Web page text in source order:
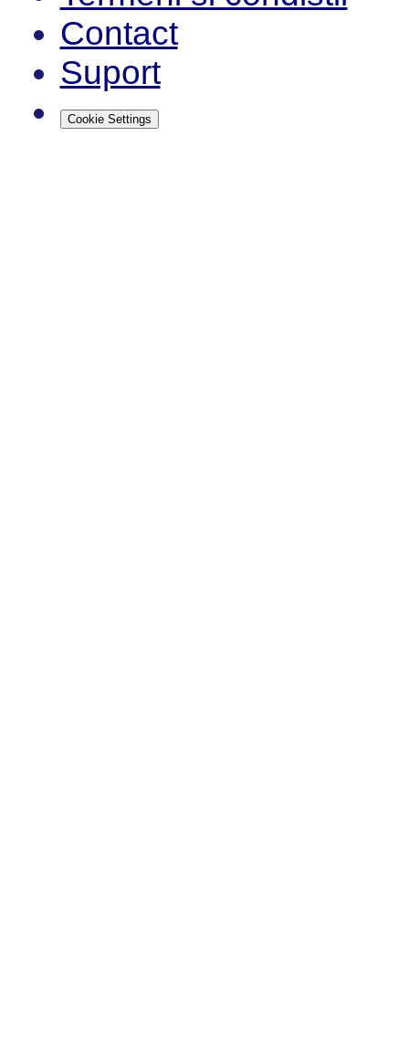
Contact
Suport
Cookie Settings